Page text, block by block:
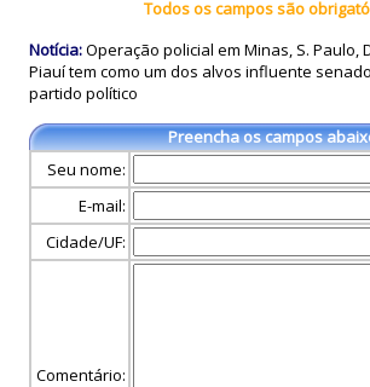
Todos os campos são
Notícia:Operação policial em Minas, S. Paulo,
Piauí tem como um dos alvos influente
partido político
Preencha os campos
Seu nome:
E-mail:
Cidade/UF:
Comentário: